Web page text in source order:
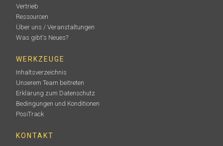
Vertrieb
Ressourcen
Über uns / Veranstaltungen
Was gibt's Neues?
WERKZEUGE
Inhaltsverzeichnis
Unserem Team beitreten
Erklärung zum Datenschutz
Bedingungen und Konditionen
PosiTrack
KONTAKT